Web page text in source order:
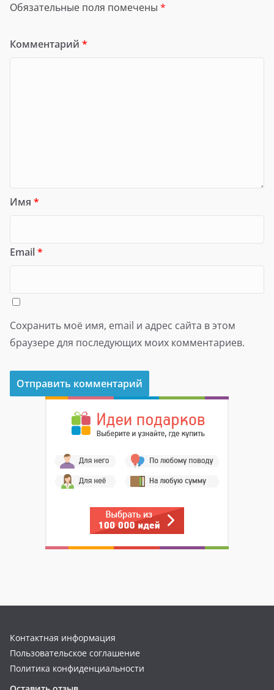
Обязательные поля помечены *
Комментарий *
Имя *
Email*
Сохранить моё имя, email и адрес сайта в этом
браузере для последующих моих комментариев.
Контактная информация
Пользовательское соглашение
Политика конфиденциальности